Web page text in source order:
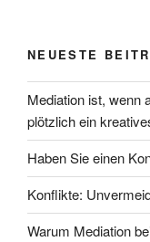
NEUESTE
Mediation ist, wenn
plötzlich ein
Haben Sie einen
Konflikte:
Warum Mediation